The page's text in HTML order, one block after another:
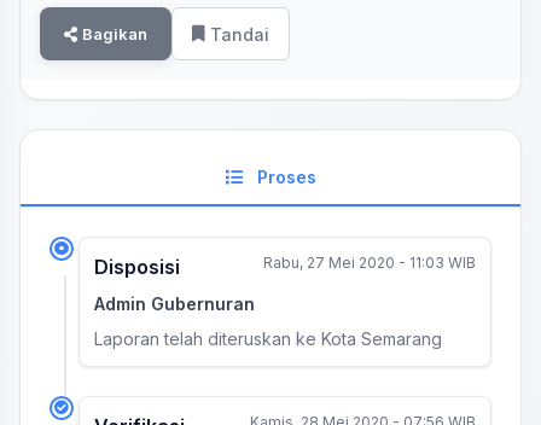
Bagikan Tandai
Proses
Disposisi Rabu, 27 Mei 2020 - 11:03 WIB
Admin Gubernuran
Laporan telah diteruskan ke Kota Semarang